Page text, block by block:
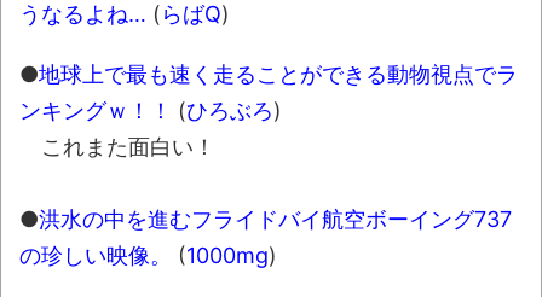
うなるよね… (らばQ)
●地球上で最も速く走ることができる動物視点でラ
ンキングｗ！！
(ひろぶろ)
これまた面白い！
●洪水の中を進むフライドバイ航空ボーイング737
の珍しい映像。
(1000mg)